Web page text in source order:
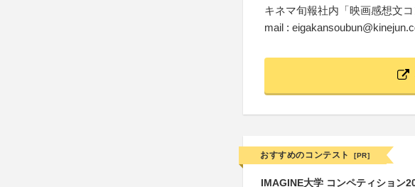
キネマ旬報社内「映画感想文
mail :
おすすめのコンテスト [PR]
IMAGINE大学 コンペティション